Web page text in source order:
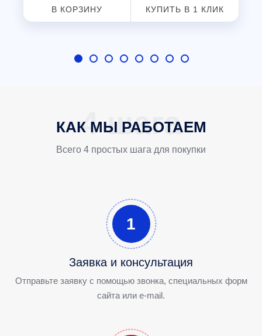
В КОРЗИНУ КУПИТЬ В 1 КЛИК
КАК МЫ РАБОТАЕМ
Всего 4 простых шага для покупки
1
Заявка и консультация
Отправьте заявку с помощью звонка, специальных форм
сайта или e-mail.